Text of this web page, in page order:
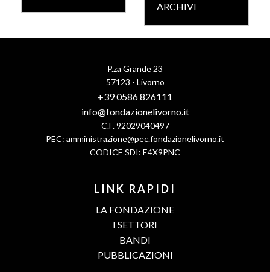
ARCHIVI
P.za Grande 23
57123 - Livorno
+39 0586 826111
info@fondazionelivorno.it
C.F. 92029040497
PEC: amministrazione@pec.fondazionelivorno.it
CODICE SDI: E4X9PNC
LINK RAPIDI
LA FONDAZIONE
I SETTORI
BANDI
PUBBLICAZIONI